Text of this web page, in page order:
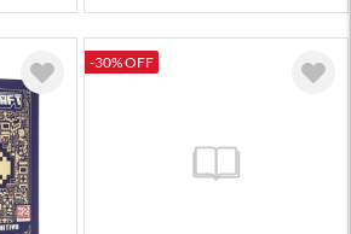
-30% OFF